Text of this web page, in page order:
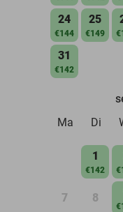
24
€144
25
€149
31
€142
Ma
Di
1
€142
7 8